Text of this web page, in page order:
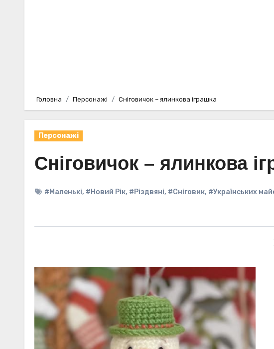
Головна Персонажі Сніговичок – ялинкова іграшка
Персонажі
Сніговичок – ялинкова
#Маленькі, #Новий Рік, #Різдвяні, #Сніговик, #Українських